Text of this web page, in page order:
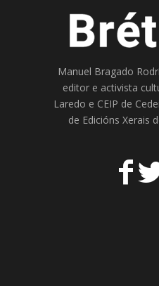
Manuel Bragado
editor e activista
Laredo e CEIP de
de Edicións Xerais